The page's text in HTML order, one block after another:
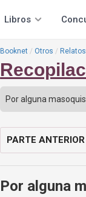
Libros
Booknet Otros
PARTE ANTERIOR
Por alguna